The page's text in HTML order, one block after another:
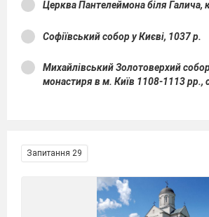
Церква Пантелеймона біля Галича,
Софіївський собор у Києві, 1037 р.
Михайлівський Золотоверхий
монастиря в м. Київ 1108-1113 рр.,
Запитання 29